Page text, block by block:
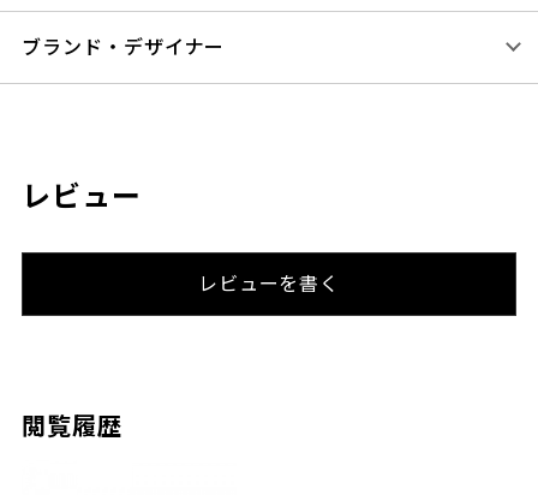
ブランド・デザイナー
レビュー
レビューを書く
閲覧履歴